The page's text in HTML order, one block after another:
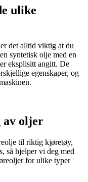
ulike
det alltid viktig at du
syntetisk olje med en
eksplisitt angitt. De
egenskaper, og
av oljer
til riktig kjøretøy,
så hjelper vi deg med
for ulike typer